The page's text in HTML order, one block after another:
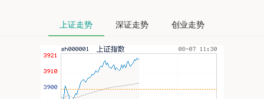
上证走势 深证走势 创业走势